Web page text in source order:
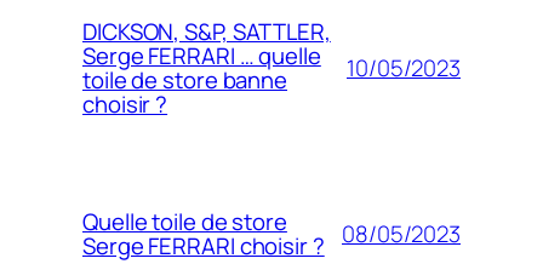
DICKSON, S&P, SATTLER,
Serge FERRARI … quelle
toile de store banne
choisir ?
10/05/2023
Quelle toile de store
Serge FERRARI choisir ? 08/05/2023